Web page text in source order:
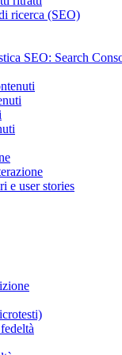
ricerca (SEO)
SEO: Search
e user stories